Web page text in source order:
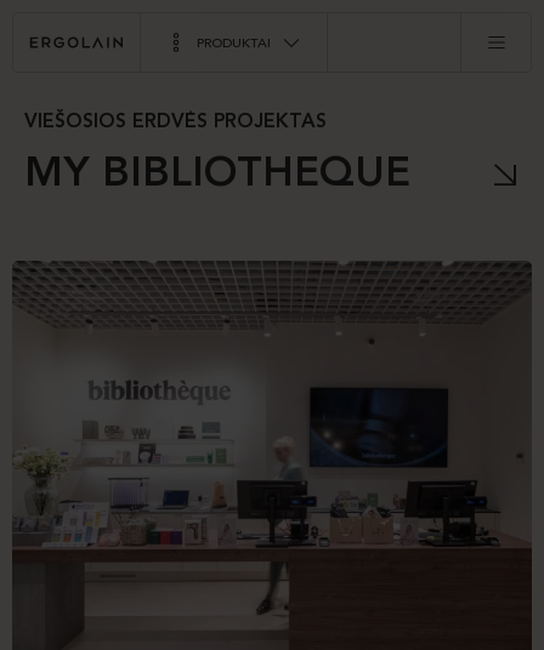
PRODUKTAI
VIEŠOSIOS ERDVĖS PROJEKTAS
MY BIBLIOTHEQUE